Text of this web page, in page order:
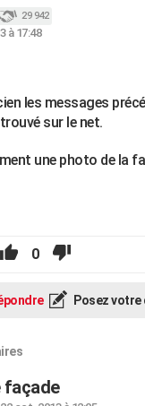
29 942
à 17:48
les messages
sur le net.
une photo de la
0
Posez
façade